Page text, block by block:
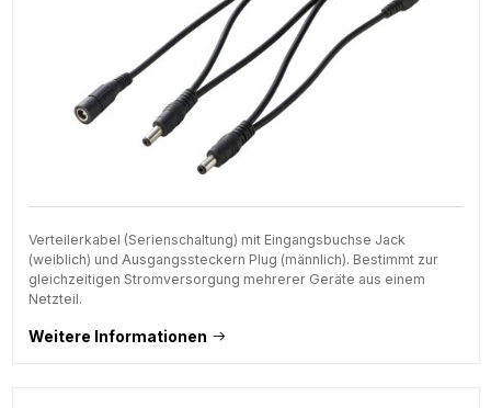
Verteilerkabel (Serienschaltung) mit Eingangsbuchse Jack
(weiblich) und Ausgangssteckern Plug (männlich). Bestimmt zur
gleichzeitigen Stromversorgung mehrerer Geräte aus einem
Netzteil.
Weitere Informationen